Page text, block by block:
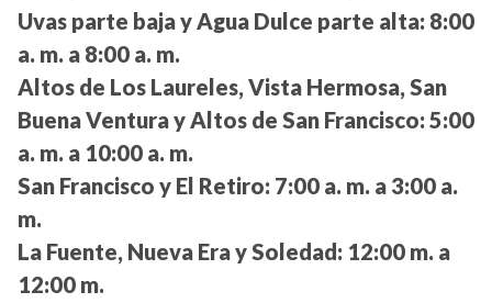
Uvas parte baja y Agua Dulce parte alta: 8:00
a. m. a 8:00 a. m.
Altos de Los Laureles, Vista Hermosa, San
Buena Ventura y Altos de San Francisco: 5:00
a. m. a 10:00 a. m.
San Francisco y El Retiro: 7:00 a. m. a 3:00 a.
m.
La Fuente, Nueva Era y Soledad: 12:00 m. a
12:00 m.